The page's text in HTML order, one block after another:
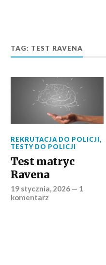
TAG: TEST RAVENA
REKRUTACJA DO POLICJI,
TESTY DO POLICJI
Test matryc
Ravena
19 stycznia, 2026 — 1
komentarz